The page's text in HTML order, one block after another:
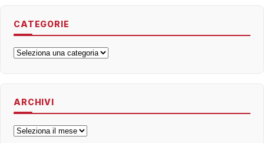
CATEGORIE
Categorie
ARCHIVI
Archivi